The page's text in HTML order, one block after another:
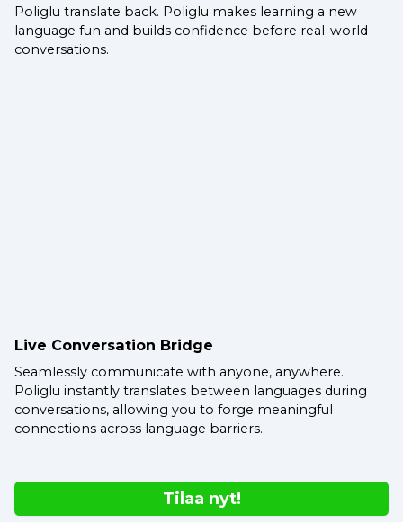
Poliglu translate back. Poliglu makes learning a new
language fun and builds confidence before real-world
conversations.
Live Conversation Bridge
Seamlessly communicate with anyone, anywhere.
Poliglu instantly translates between languages during
conversations, allowing you to forge meaningful
connections across language barriers.
Tilaa nyt!